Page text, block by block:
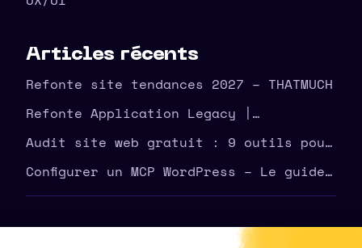
Articles récents
Refonte site tendances 2027 – THATMUCH
Refonte Application Legacy |
Modernisez Votre Outil | THATMUCH
Audit site web gratuit : 9 outils pour
corriger vite
Configurer un MCP WordPress – Le guide
complet THATMUCH
©2026THATMUCH - Tous droits réservés